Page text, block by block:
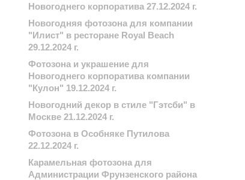
Новогоднего корпоратива 27.12.2024 г.
Новогодняя фотозона для компании
"Илист" в ресторане Royal Beach
29.12.2024 г.
Фотозона и украшение для
Новогоднего корпоратива компании
"Кулон" 19.12.2024 г.
Новогодний декор в стиле "Гэтсби" в
Москве 21.12.2024 г.
Фотозона в Особняке Путилова
22.12.2024 г.
Карамельная фотозона для
Администрации Фрунзенского района